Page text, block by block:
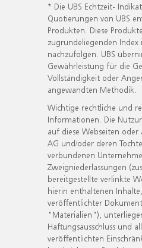
* Die UBS Echtzeit-
Quotierungen von UBS
Produkten. Diese
zugrundeliegenden Index
nachzufolgen. UBS
Gewährleistung für die
Vollständigkeit oder
angewandten Methodik.
Wichtige rechtliche und
Informationen. Die
auf diese Webseiten oder
AG und/oder deren
verbundenen
Zweigniederlassungen
bereitgestellte verlinkte
hierin enthaltenen
veröffentlichter
"Materialien"),
Haftungsausschluss und
veröffentlichten